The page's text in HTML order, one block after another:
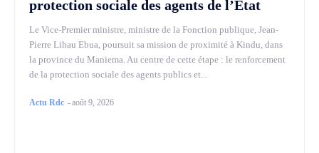
protection sociale des agents de l’État
Le Vice-Premier ministre, ministre de la Fonction publique, Jean-
Pierre Lihau Ebua, poursuit sa mission de proximité à Kindu, dans
la province du Maniema. Au centre de cette étape : le renforcement
de la protection sociale des agents publics et...
Actu Rdc -août 9, 2026